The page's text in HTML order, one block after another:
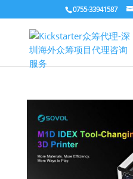
0755-33941587